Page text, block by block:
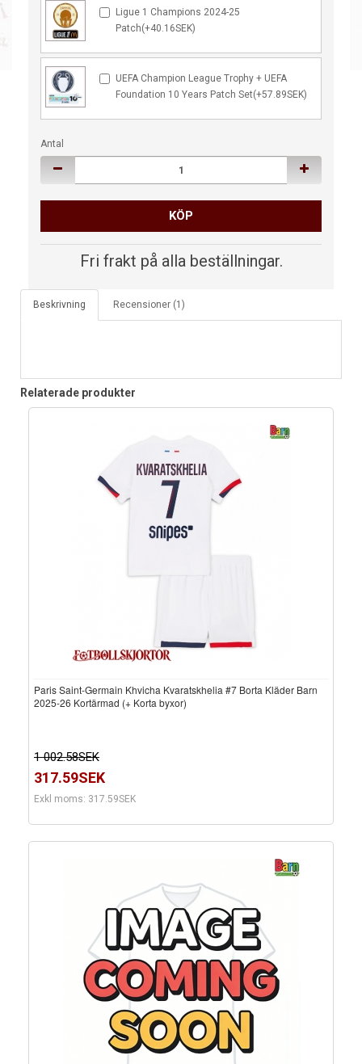
Ligue 1 Champions 2024-25
Patch(+40.16SEK)
UEFA Champion League Trophy + UEFA
Foundation 10 Years Patch Set(+57.89SEK)
Antal
KÖP
Fri frakt på alla beställningar.
Beskrivning Recensioner (1)
Relaterade produkter
Paris Saint-Germain Khvicha Kvaratskhelia #7 Borta Kläder Barn
2025-26 Kortärmad (+ Korta byxor)
1 002.58SEK
317.59SEK
Exkl moms: 317.59SEK